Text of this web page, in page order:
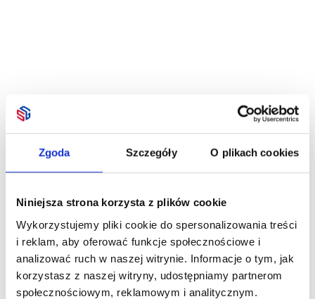
Zgoda Szczegóły O plikach cookies
Niniejsza strona korzysta z plików cookie
Wykorzystujemy pliki cookie do spersonalizowania treści
i reklam, aby oferować funkcje społecznościowe i
analizować ruch w naszej witrynie. Informacje o tym, jak
korzystasz z naszej witryny, udostępniamy partnerom
społecznościowym, reklamowym i analitycznym.